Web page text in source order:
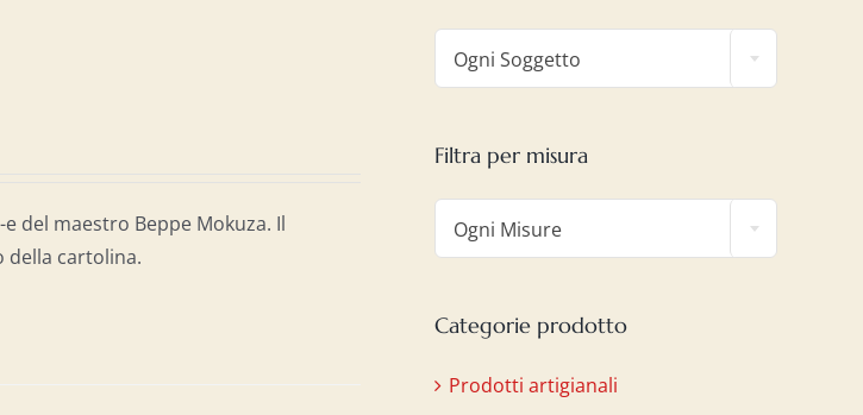
del maestro Beppe Mokuza. Il
della cartolina.
Ogni Soggetto
Filtra per misura
Ogni Misure
Categorie prodotto
Prodotti artigianali